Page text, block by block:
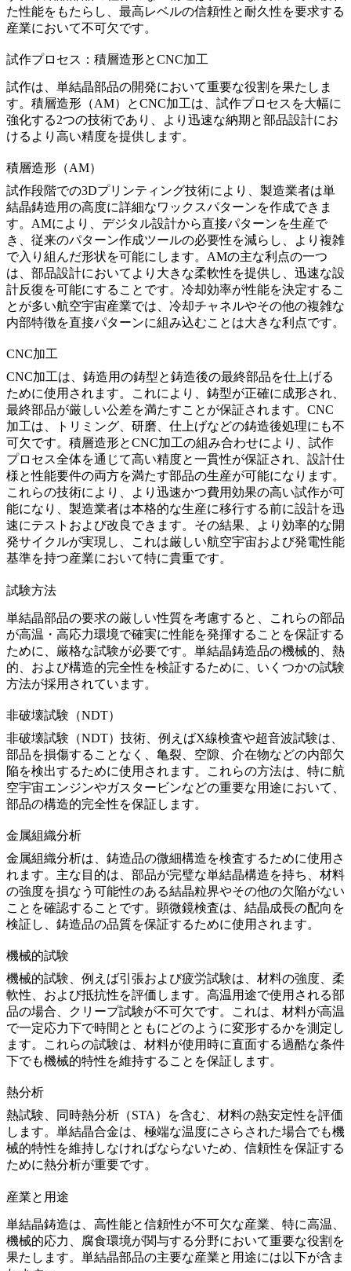
た性能をもたらし、最高レベルの信頼性と耐久性を要求する
産業において不可欠です。
試作プロセス：積層造形とCNC加工
試作は、 単結晶部品の開発において重要な役割を果たしま
す。 積層造形（AM） とCNC加工は、試作プロセスを大幅に
強化する2つの技術であり、より迅速な納期と部品設計にお
けるより高い精度を提供します。
積層造形（AM）
試作段階での3Dプリンティング技術により、製造業者は単
結晶鋳造用の高度に詳細なワックスパターンを作成できま
す。AMにより、デジタル設計から直接パターンを生産で
き、従来のパターン作成ツールの必要性を減らし、より複雑
で入り組んだ形状を可能にします。AMの主な利点の一つ
は、部品設計においてより大きな柔軟性を提供し、迅速な設
計反復を可能にすることです。冷却効率が性能を決定するこ
とが多い航空宇宙産業では、冷却チャネルやその他の複雑な
内部特徴を直接パターンに組み込むことは大きな利点です。
CNC加工
CNC加工は、鋳造用の鋳型と鋳造後の最終部品を仕上げる
ために使用されます。これにより、鋳型が正確に成形され、
最終部品が厳しい公差を満たすことが保証されます。CNC
加工は、トリミング、研磨、仕上げなどの鋳造後処理にも不
可欠です。 積層造形とCNC加工の組み合わせにより、試作
プロセス全体を通じて高い精度と一貫性が保証され、設計仕
様と性能要件の両方を満たす部品の生産が可能になります。
これらの技術により、より迅速かつ費用効果の高い試作が可
能になり、製造業者は本格的な生産に移行する前に設計を迅
速にテストおよび改良できます。その結果、より効率的な開
発サイクルが実現し、これは厳しい航空宇宙および発電性能
基準を持つ産業において特に貴重です。
試験方法
単結晶部品の要求の厳しい性質を考慮すると、これらの部品
が高温・高応力環境で確実に性能を発揮することを保証する
ために、厳格な試験が必要です。単結晶鋳造品の機械的 、熱
的、および構造的完全性を検証するために、いくつかの試験
方法が採用されています。
非破壊試験（NDT）
非破壊試験（NDT） 技術、例えばX線検査や超音波試験は、
部品を損傷することなく、亀裂、空隙、介在物などの内部欠
陥を検出するために使用されます。これらの方法は、特に航
空宇宙エンジンやガスタービンなどの重要な用途において、
部品の構造的完全性を保証します。
金属組織分析
金属組織分析は、鋳造品の微細構造を検査するために使用さ
れます。主な目的は、部品が完璧な単結晶構造を持ち、材料
の強度を損なう可能性のある結晶粒界やその他の欠陥がない
ことを確認することです。 顕微鏡検査は、結晶成長の配向を
検証し、鋳造品の品質を保証するために使用されます。
機械的試験
機械的試験 、例えば引張および疲労試験は、材料の強度、柔
軟性、および抵抗性を評価します。高温用途で使用される部
品の場合、
クリープ試験が不可欠です。これは、材料が高温
で一定応力下で時間とともにどのように変形するかを測定し
ます。これらの試験は、材料が使用時に直面する過酷な条件
下でも機械的特性を維持することを保証します。
熱分析
熱試験
同時熱分析（STA）
を含む、材料の熱安定性を評価
します。 単結晶合金は、極端な温度にさらされた場合でも機
械的特性を維持しなければならないため、信頼性を保証する
ために熱分析が重要です。
産業と用途
単結晶鋳造は、高性能と信頼性が不可欠な産業、特に高温、
機械的応力、腐食環境が関与する分野において重要な役割を
果たします。単結晶部品の主要な産業と用途には以下が含ま